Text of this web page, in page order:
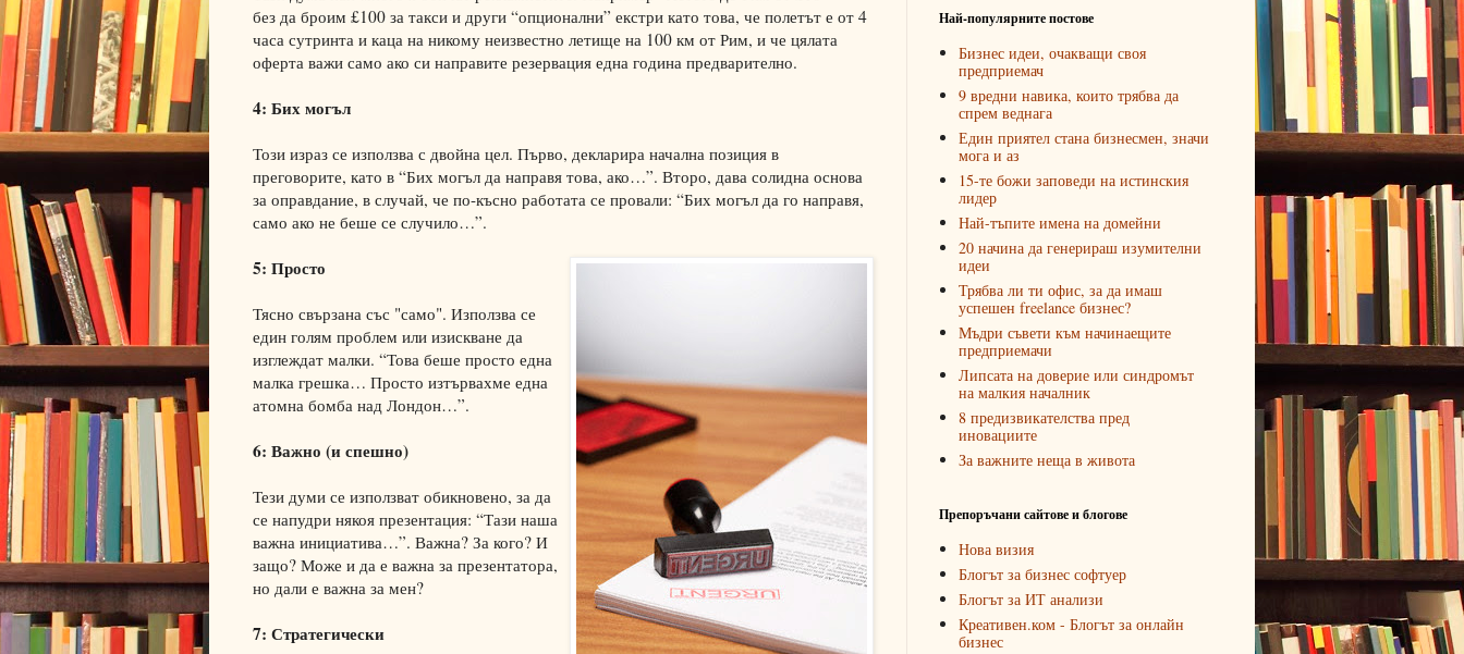
без да броим £100 за такси и други “опционални” екстри като това, че полетът е от 4
часа сутринта и каца на никому неизвестно летище на 100 км от Рим, и че цялата
оферта важи само ако си направите резервация една година предварително.
4: Бих могъл
Този израз се използва с двойна цел. Първо, декларира начална позиция в
преговорите, като в “Бих могъл да направя това, ако…”. Второ, дава солидна основа
за оправдание, в случай, че по-късно работата се провали: “Бих могъл да го направя,
само ако не беше се случило…”.
5: Просто
Тясно свързана със "само". Използва се
един голям проблем или изискване да
изглеждат малки. “Това беше просто една
малка грешка… Просто изтървахме една
атомна бомба над Лондон…”.
6: Важно (и спешно)
Тези думи се използват обикновено, за да
се напудри някоя презентация: “Тази наша
важна инициатива…”. Важна? За кого? И
защо? Може и да е важна за презентатора,
но дали е важна за мен?
7: Стратегически
Най-популярните постове
Бизнес идеи, очакващи своя
предприемач
9 вредни навика, които трябва да
спрем веднага
Един приятел стана бизнесмен, значи
мога и аз
15-те божи заповеди на истинския
лидер
Най-тъпите имена на домейни
20 начина да генерираш изумителни
идеи
Трябва ли ти офис, за да имаш
успешен freelance бизнес?
Мъдри съвети към начинаещите
предприемачи
Липсата на доверие или синдромът
на малкия началник
8 предизвикателства пред
иновациите
За важните неща в живота
Препоръчани сайтове и блогове
Нова визия
Блогът за бизнес софтуер
Блогът за ИТ анализи
Креативен.ком - Блогът за онлайн
бизнес